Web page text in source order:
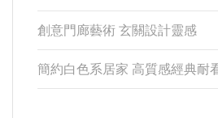
創意門廊藝術 玄關設計靈感
簡約白色系居家 高質感經典耐